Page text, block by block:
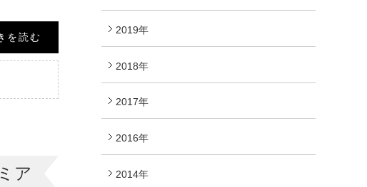
を読む
ア
2019年
2018年
2017年
2016年
2014年